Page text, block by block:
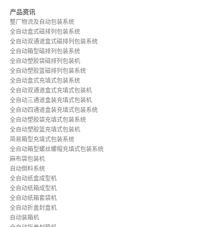
产品资讯
整厂物流及自动包装系统
全自动盒式磁排列包装系统
全自动双通道盒式磁排列包装系统
全自动箱型磁排列包装系统
全自动塑胶袋磁排列包装机
全自动塑胶篮磁排列包装系统
全自动盒式充填式包装系统
全自动双通道盒式充填式包装机
全自动三通道盒装充填式包装机
全自动四通道盒装充填式包装系统
全自动塑胶袋充填式包装系统
全自动塑胶篮充填式包装机
简易箱型充填式包装系统
全自动箱型螺丝螺帽充填式包装系统
麻布袋包装机
自动倒料系统
全自动纸盒成型机
全自动纸箱成型机
全自动纸箱套袋机
全自动折盖封盒机
自动装箱机